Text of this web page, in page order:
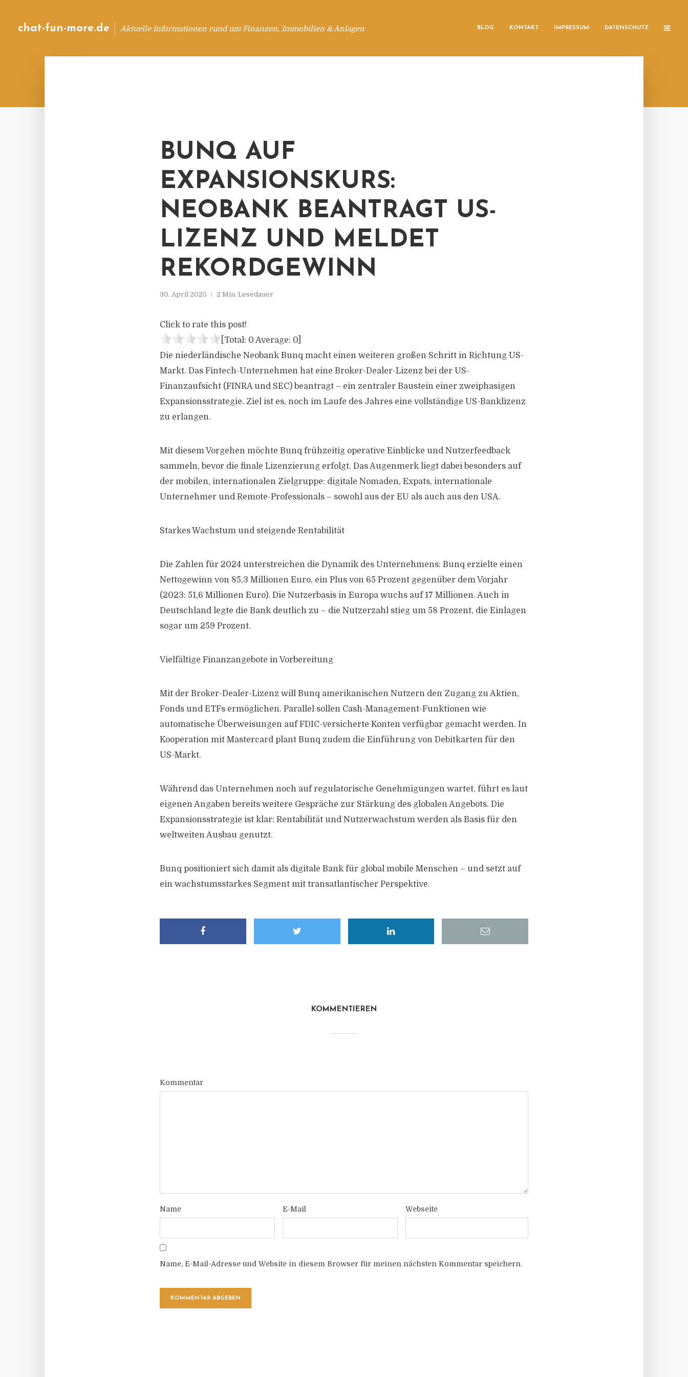
chat-fun-more.de Aktuelle Informationen rund um Finanzen, Immobilien & Anlagen BLOG KONTAKT IMPRESSUM DATENSCHUTZ
BUNQ AUF
EXPANSIONSKURS:
NEOBANK BEANTRAGT US-
LIZENZ UND MELDET
REKORDGEWINN
30. April 2025 2 Min. Lesedauer
Click to rate this post!
[Total: 0 Average: 0
Die niederländische Neobank Bunq macht einen weiteren großen Schritt in Richtung US-
Markt. Das Fintech-Unternehmen hat eine Broker-Dealer-Lizenz bei der US-
Finanzaufsicht (FINRA und SEC) beantragt – ein zentraler Baustein einer zweiphasigen
Expansionsstrategie. Ziel ist es, noch im Laufe des Jahres eine vollständige US-Banklizenz
zu erlangen.
Mit diesem Vorgehen möchte Bunq frühzeitig operative Einblicke und Nutzerfeedback
sammeln, bevor die finale Lizenzierung erfolgt. Das Augenmerk liegt dabei besonders auf
der mobilen, internationalen Zielgruppe: digitale Nomaden, Expats, internationale
Unternehmer und Remote-Professionals – sowohl aus der EU als auch aus den USA.
Starkes Wachstum und steigende Rentabilität
Die Zahlen für 2024 unterstreichen die Dynamik des Unternehmens: Bunq erzielte einen
Nettogewinn von 85,3 Millionen Euro, ein Plus von 65 Prozent gegenüber dem Vorjahr
(2023: 51,6 Millionen Euro). Die Nutzerbasis in Europa wuchs auf 17 Millionen. Auch in
Deutschland legte die Bank deutlich zu – die Nutzerzahl stieg um 58 Prozent, die Einlagen
sogar um 259 Prozent.
Vielfältige Finanzangebote in Vorbereitung
Mit der Broker-Dealer-Lizenz will Bunq amerikanischen Nutzern den Zugang zu Aktien,
Fonds und ETFs ermöglichen. Parallel sollen Cash-Management-Funktionen wie
automatische Überweisungen auf FDIC-versicherte Konten verfügbar gemacht werden. In
Kooperation mit Mastercard plant Bunq zudem die Einführung von Debitkarten für den
US-Markt.
Während das Unternehmen noch auf regulatorische Genehmigungen wartet, führt es laut
eigenen Angaben bereits weitere Gespräche zur Stärkung des globalen Angebots. Die
Expansionsstrategie ist klar: Rentabilität und Nutzerwachstum werden als Basis für den
weltweiten Ausbau genutzt.
Bunq positioniert sich damit als digitale Bank für global mobile Menschen – und setzt auf
ein wachstumsstarkes Segment mit transatlantischer Perspektive.
KOMMENTIEREN
Kommentar
Name E-Mail Webseite
Name, E-Mail-Adresse und Website in diesem Browser für meinen nächsten Kommentar speichern.